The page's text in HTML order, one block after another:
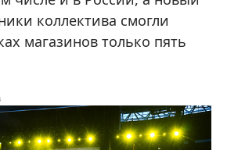
коллектива смогли
магазинов только пять